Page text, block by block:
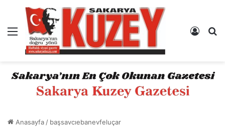
Menü Kayıt
Anasayfa/ başsavcıebanevfeluçar